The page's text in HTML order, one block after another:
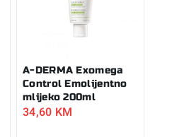
A-DERMA Exomega
Control Emolijentno
mlijeko 200ml
34,60 KM